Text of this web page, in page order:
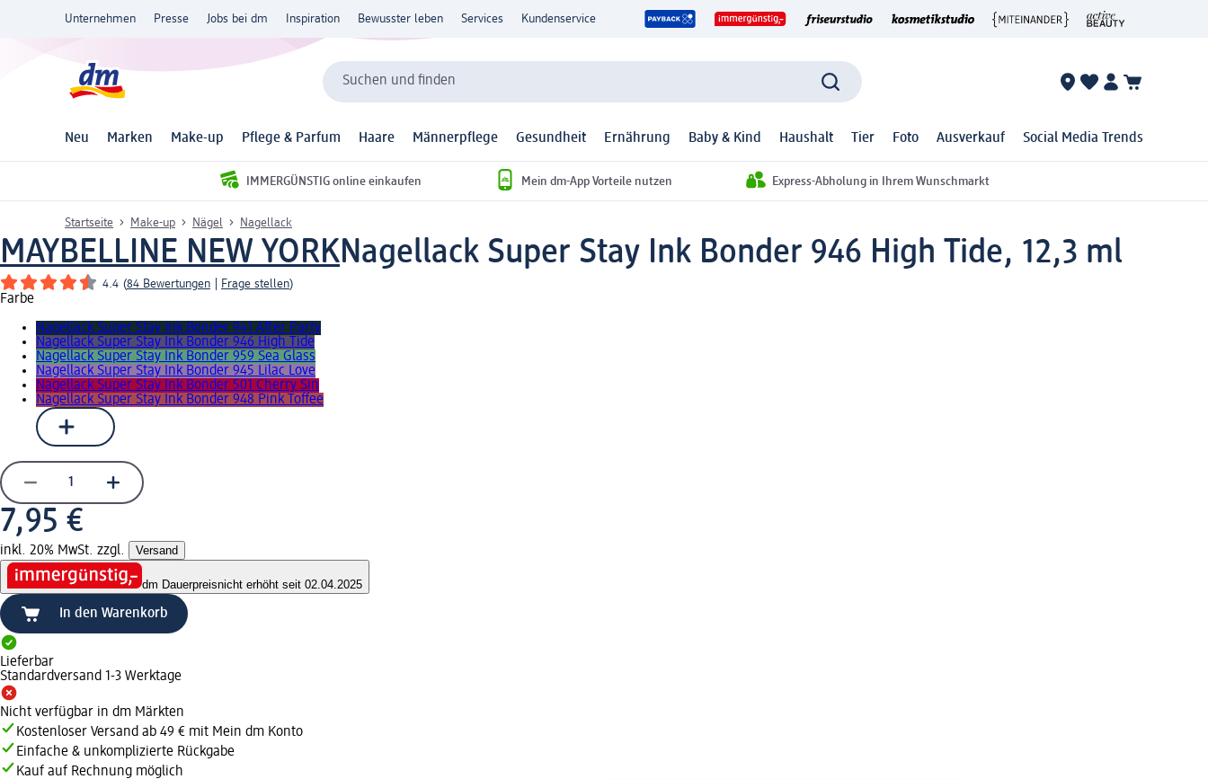
Unternehmen Presse Jobs bei dm Inspiration Bewusster leben Services Kundenservice
Suchen und finden
Neu Marken Make-up Pflege & Parfum Haare Männerpflege Gesundheit Ernährung Baby & Kind Haushalt Tier Foto Ausverkauf Social Media Trends
IMMERGÜNSTIG online einkaufen Mein dm-App Vorteile nutzen Express-Abholung in Ihrem Wunschmarkt
Startseite Make-up Nägel Nagellack
MAYBELLINE NEW YORKNagellack Super Stay Ink Bonder 946 High Tide, 12,3 ml
4.4 (84 Bewertungen Frage stellen)
Farbe
Nagellack Super Stay Ink Bonder 941 After Party
Nagellack Super Stay Ink Bonder 946 High Tide
Nagellack Super Stay Ink Bonder 959 Sea Glass
Nagellack Super Stay Ink Bonder 945 Lilac Love
Nagellack Super Stay Ink Bonder 501 Cherry Sin
Nagellack Super Stay Ink Bonder 948 Pink Toffee
7,95 €
inkl. 20% MwSt. zzgl. Versand
dm Dauerpreisnicht erhöht seit 02.04.2025
In den Warenkorb
Lieferbar
Standardversand 1-3 Werktage
Nicht verfügbar in dm Märkten
Kostenloser Versand ab 49 € mit Mein dm Konto
Einfache & unkomplizierte Rückgabe
Kauf auf Rechnung möglich